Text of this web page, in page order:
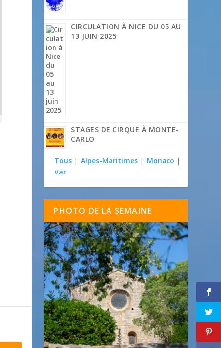
CIRCULATION À NICE DU 05 AU
13 JUIN 2025
STAGES DE CIRQUE À MONTE-
CARLO
Tous | Alpes-Maritimes | Monaco |
Var
PHOTO DE LA SEMAINE